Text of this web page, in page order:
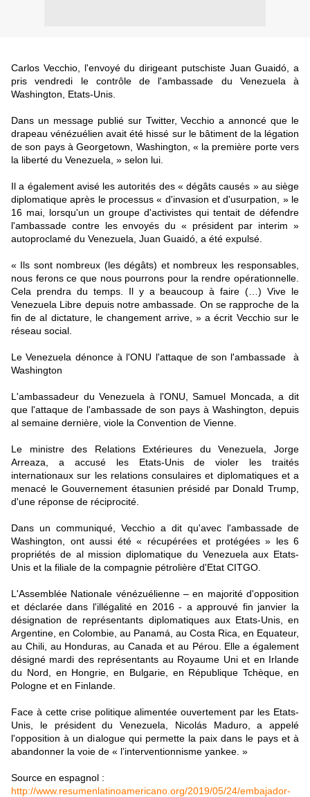
Carlos Vecchio, l'envoyé du dirigeant putschiste Juan Guaidó, a
pris vendredi le contrôle de l'ambassade du Venezuela à
Washington, Etats-Unis.
Dans un message publié sur Twitter, Vecchio a annoncé que le
drapeau vénézuélien avait été hissé sur le bâtiment de la légation
de son pays à Georgetown, Washington, « la première porte vers
la liberté du Venezuela, » selon lui.
Il a également avisé les autorités des « dégâts causés » au siège
diplomatique après le processus « d'invasion et d'usurpation, » le
16 mai, lorsqu'un un groupe d'activistes qui tentait de défendre
l'ambassade contre les envoyés du « président par interim »
autoproclamé du Venezuela, Juan Guaidó, a été expulsé.
« Ils sont nombreux (les dégâts) et nombreux les responsables,
nous ferons ce que nous pourrons pour la rendre opérationnelle.
Cela prendra du temps. Il y a beaucoup à faire (…) Vive le
Venezuela Libre depuis notre ambassade. On se rapproche de la
fin de al dictature, le changement arrive, » a écrit Vecchio sur le
réseau social.
Le Venezuela dénonce à l'ONU l'attaque de son l'ambassade à
Washington
L'ambassadeur du Venezuela à l'ONU, Samuel Moncada, a dit
que l'attaque de l'ambassade de son pays à Washington, depuis
al semaine dernière, viole la Convention de Vienne.
Le ministre des Relations Extérieures du Venezuela, Jorge
Arreaza, a accusé les Etats-Unis de violer les traités
internationaux sur les relations consulaires et diplomatiques et a
menacé le Gouvernement étasunien présidé par Donald Trump,
d'une réponse de réciprocité.
Dans un communiqué, Vecchio a dit qu'avec l'ambassade de
Washington, ont aussi été « récupérées et protégées » les 6
propriétés de al mission diplomatique du Venezuela aux Etats-
Unis et la filiale de la compagnie pétrolière d'Etat CITGO.
L'Assemblée Nationale vénézuélienne – en majorité d'opposition
et déclarée dans l'illégalité en 2016 - a approuvé fin janvier la
désignation de représentants diplomatiques aux Etats-Unis, en
Argentine, en Colombie, au Panamá, au Costa Rica, en Equateur,
au Chili, au Honduras, au Canada et au Pérou. Elle a également
désigné mardi des représentants au Royaume Uni et en Irlande
du Nord, en Hongrie, en Bulgarie, en République Tchèque, en
Pologne et en Finlande.
Face à cette crise politique alimentée ouvertement par les Etats-
Unis, le président du Venezuela, Nicolás Maduro, a appelé
l'opposition à un dialogue qui permette la paix dans le pays et à
abandonner la voie de « l’interventionnisme yankee. »
Source en espagnol :
http://www.resumenlatinoamericano.org/2019/05/24/embajador-